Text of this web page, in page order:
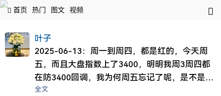
首页 热门 图文 视频
叶子
2025-06-13：周一到周四，都是红的，今天周
五，而且大盘指数上了3400，明明我周3周四都
在防3400回调，我为何周五忘记了呢，是不是有
点不把钱当回事了呢。
全文